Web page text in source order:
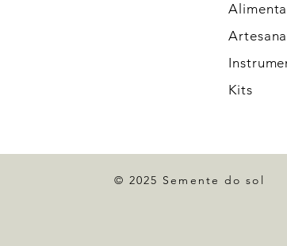
Kits
© 2025 Semente do sol